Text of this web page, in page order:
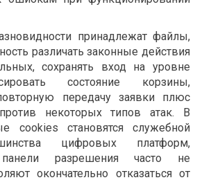
принадлежат файлы,
различать законные действия
сохранять вход на уровне
состояние корзины,
передачу заявки плюс
некоторых типов атак. В
cookies становятся служебной
цифровых платформ,
панели разрешения часто не
окончательно отказаться от